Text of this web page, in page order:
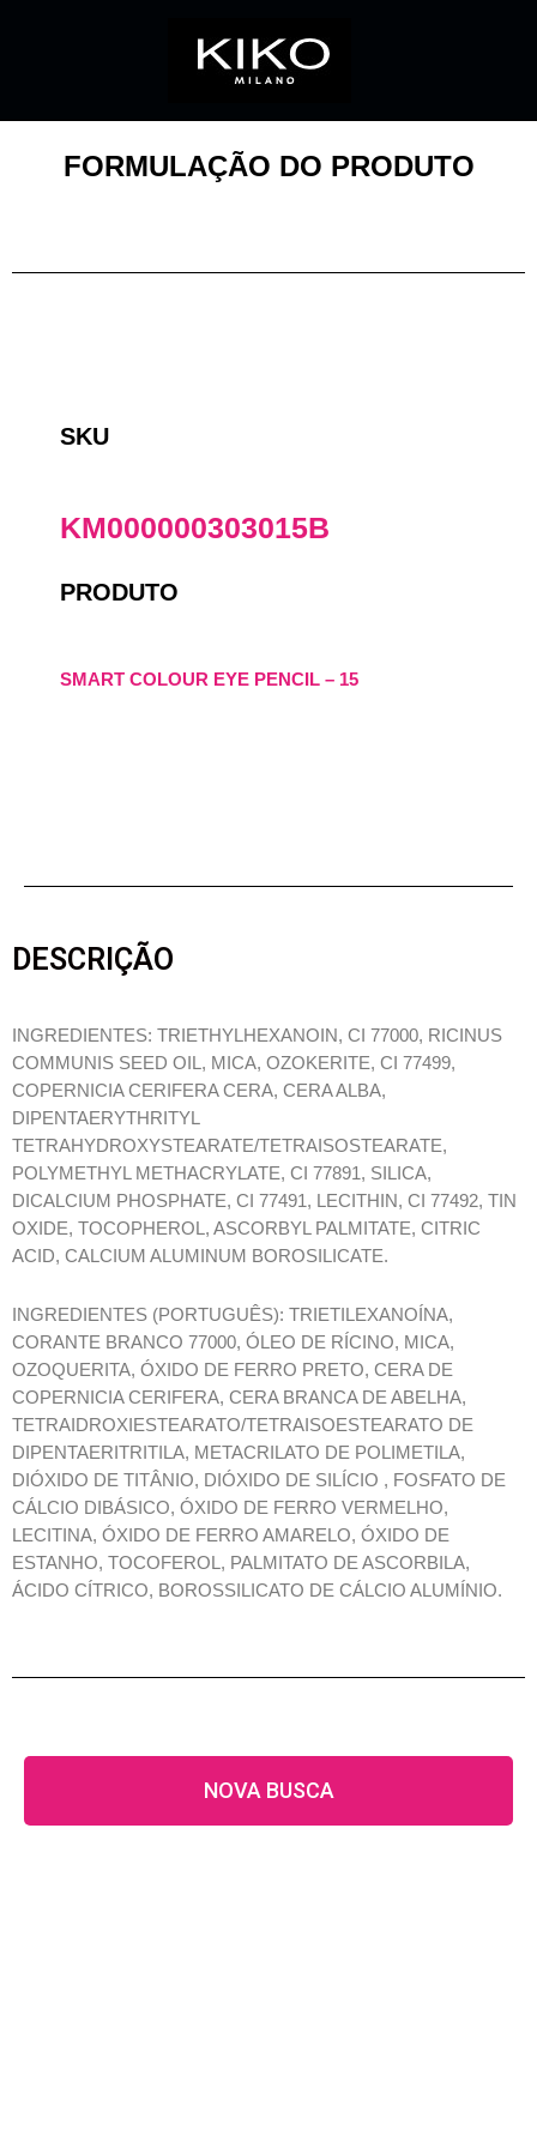
FORMULAÇÃO DO PRODUTO
SKU
KM000000303015B
PRODUTO
SMART COLOUR EYE PENCIL – 15
DESCRIÇÃO
INGREDIENTES: TRIETHYLHEXANOIN, CI 77000, RICINUS
COMMUNIS SEED OIL, MICA, OZOKERITE, CI 77499,
COPERNICIA CERIFERA CERA, CERA ALBA,
DIPENTAERYTHRITYL
TETRAHYDROXYSTEARATE/TETRAISOSTEARATE,
POLYMETHYL METHACRYLATE, CI 77891, SILICA,
DICALCIUM PHOSPHATE, CI 77491, LECITHIN, CI 77492, TIN
OXIDE, TOCOPHEROL, ASCORBYL PALMITATE, CITRIC
ACID, CALCIUM ALUMINUM BOROSILICATE.
INGREDIENTES (PORTUGUÊS): TRIETILEXANOÍNA,
CORANTE BRANCO 77000, ÓLEO DE RÍCINO, MICA,
OZOQUERITA, ÓXIDO DE FERRO PRETO, CERA DE
COPERNICIA CERIFERA, CERA BRANCA DE ABELHA,
TETRAIDROXIESTEARATO/TETRAISOESTEARATO DE
DIPENTAERITRITILA, METACRILATO DE POLIMETILA,
DIÓXIDO DE TITÂNIO, DIÓXIDO DE SILÍCIO , FOSFATO DE
CÁLCIO DIBÁSICO, ÓXIDO DE FERRO VERMELHO,
LECITINA, ÓXIDO DE FERRO AMARELO, ÓXIDO DE
ESTANHO, TOCOFEROL, PALMITATO DE ASCORBILA,
ÁCIDO CÍTRICO, BOROSSILICATO DE CÁLCIO ALUMÍNIO.
NOVA BUSCA